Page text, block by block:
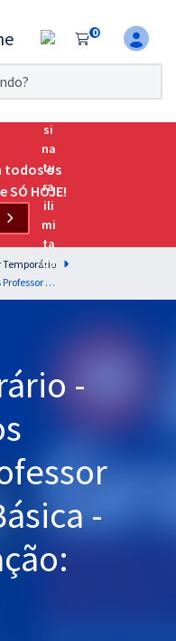
0
da
todos os
HOJE!
Temporário
SEDF - Temporário - Conhecimentos Específicos Professor de Educação Básica - Área de Formação: Filosofia
-
-